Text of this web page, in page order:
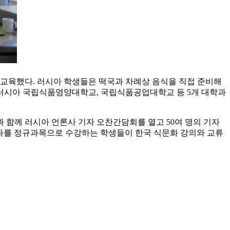
육했다. 러시아 학생들은 떡국과 차례상 음식을 직접 준비해
아 국립식품영양대학교, 국립식품공업대학교 등 5개 대학과
께 러시아 언론사 기자 오찬간담회를 열고 50여 명의 기자
정규과목으로 수강하는 학생들이 한국 식문화 강의와 교류